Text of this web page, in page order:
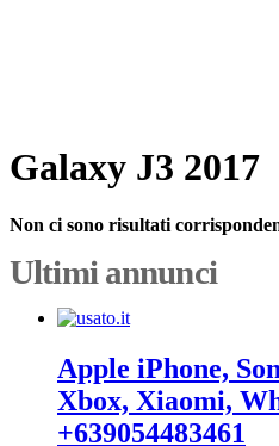
Galaxy J3 2017
Non ci sono risultati
Ultimi annunci
Apple iPhone,
Xbox, Xiaomi,
+639054483461